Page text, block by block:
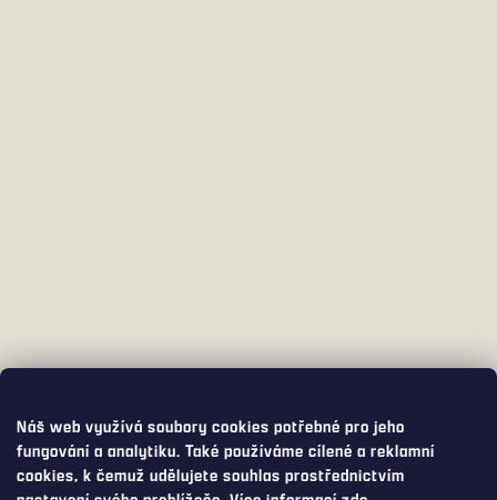
Náš web využívá soubory cookies potřebné pro jeho
fungování a analytiku. Také používáme cílené a reklamní
cookies, k čemuž udělujete souhlas prostřednictvím